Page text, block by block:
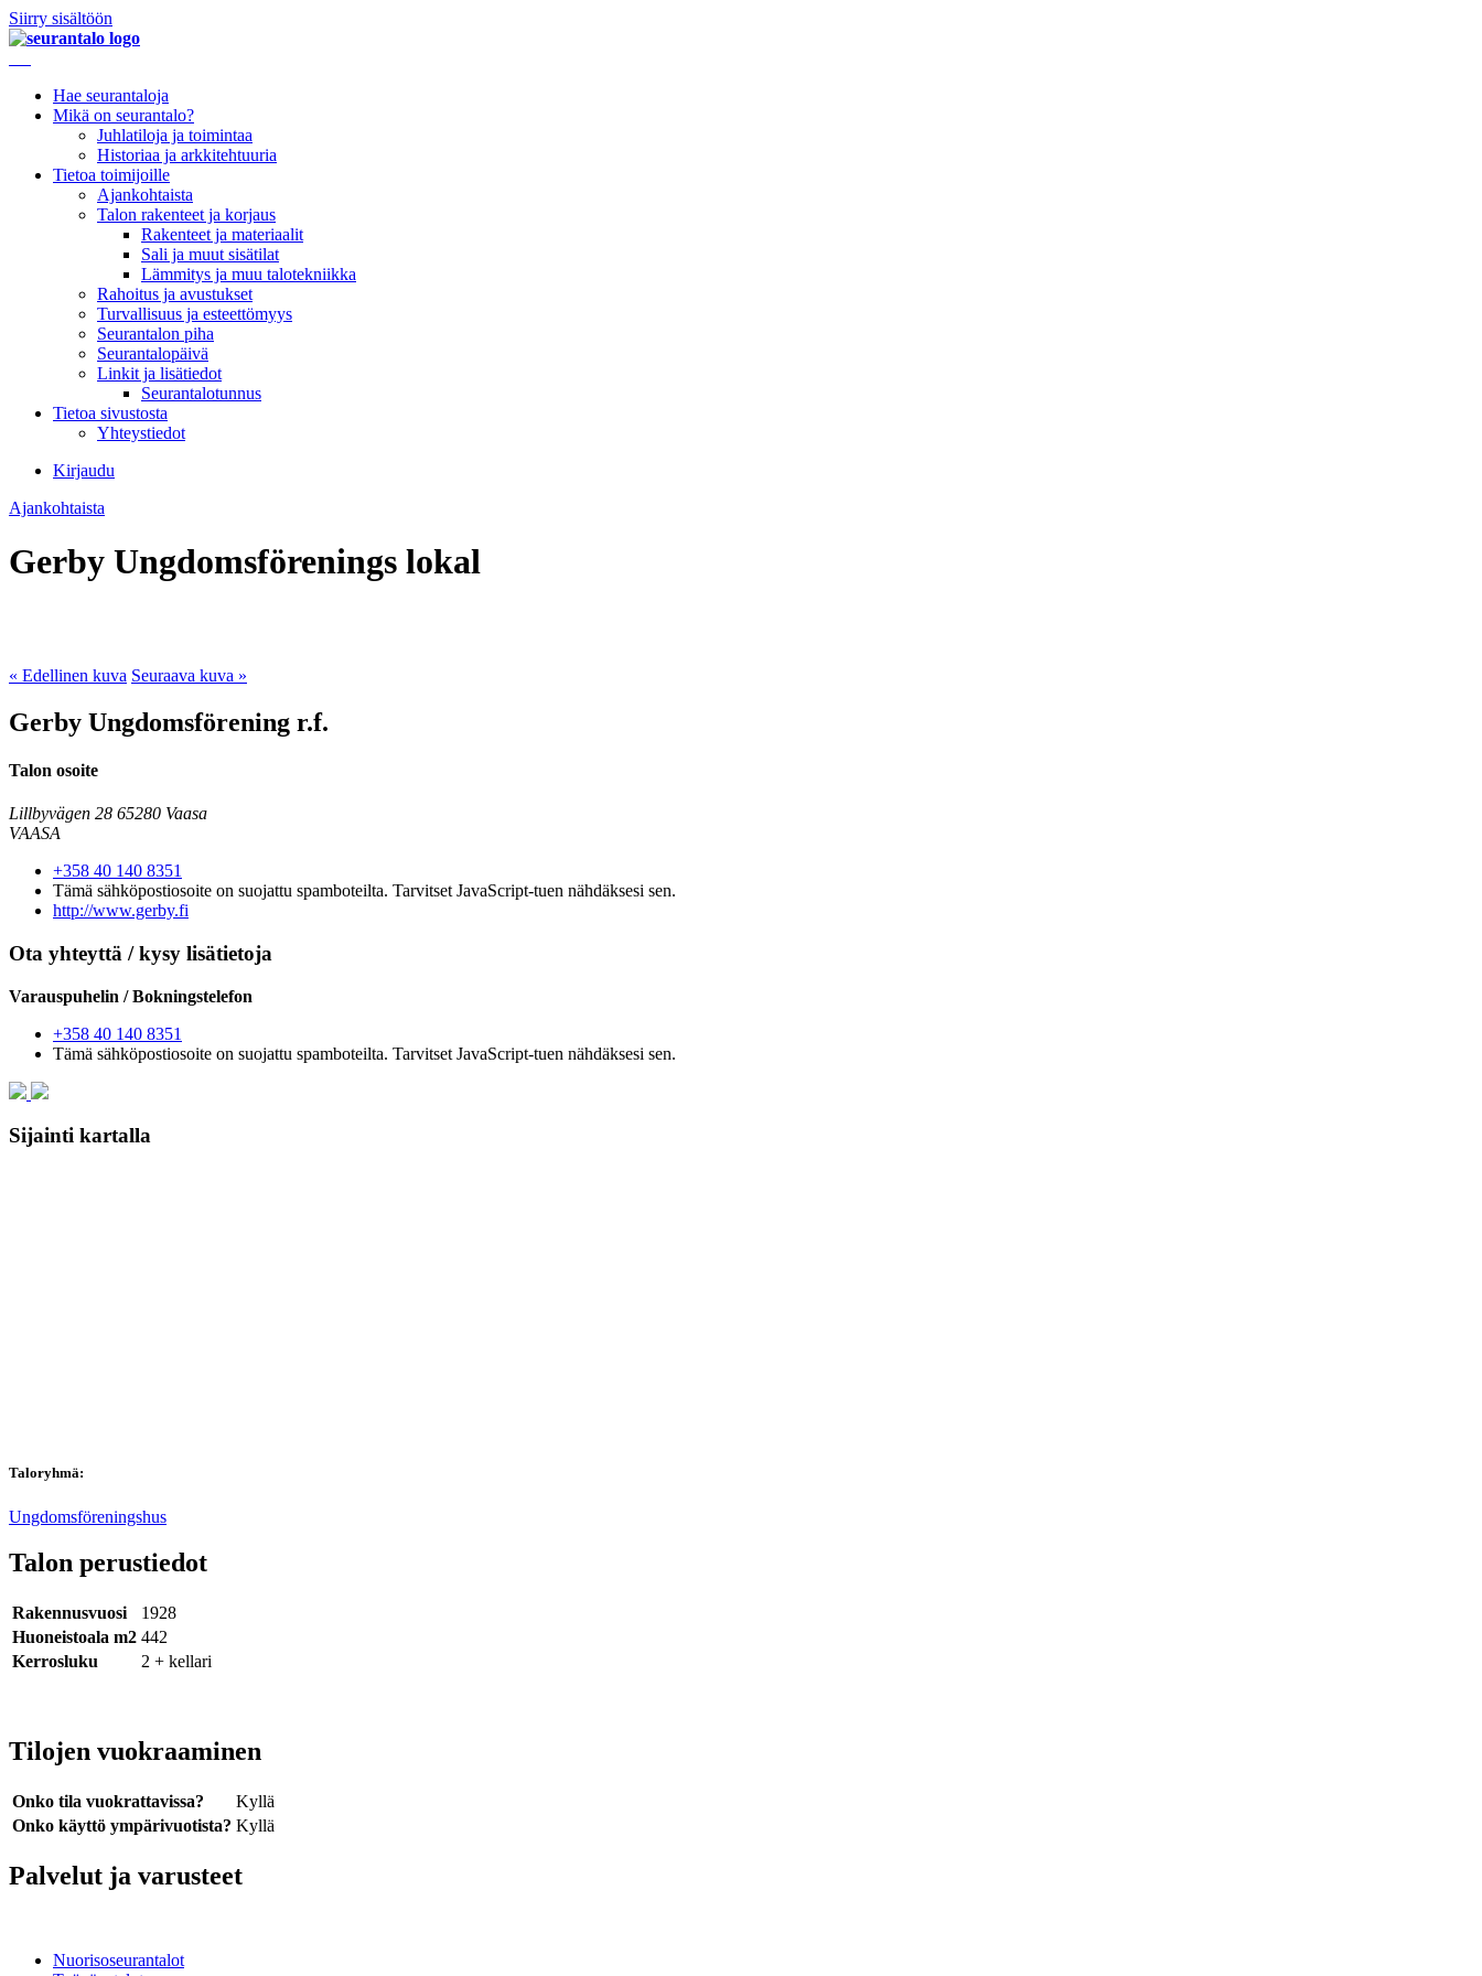
Siirry sisältöön
Hae seurantaloja
Mikä on seurantalo?
Juhlatiloja ja toimintaa
Historiaa ja arkkitehtuuria
Tietoa toimijoille
Ajankohtaista
Talon rakenteet ja korjaus
Rakenteet ja materiaalit
Sali ja muut sisätilat
Lämmitys ja muu talotekniikka
Rahoitus ja avustukset
Turvallisuus ja esteettömyys
Seurantalon piha
Seurantalopäivä
Linkit ja lisätiedot
Seurantalotunnus
Tietoa sivustosta
Yhteystiedot
Kirjaudu
Ajankohtaista
Gerby Ungdomsförenings lokal
« Edellinen kuva Seuraava kuva »
Gerby Ungdomsförening r.f.
Talon osoite
Lillbyvägen 28 65280 Vaasa
VAASA
+358 40 140 8351
Tämä sähköpostiosoite on suojattu spamboteilta. Tarvitset JavaScript-tuen nähdäksesi sen.
http://www.gerby.fi
Ota yhteyttä / kysy lisätietoja
Varauspuhelin / Bokningstelefon
+358 40 140 8351
Tämä sähköpostiosoite on suojattu spamboteilta. Tarvitset JavaScript-tuen nähdäksesi sen.
Sijainti kartalla
Taloryhmä:
Ungdomsföreningshus
Talon perustiedot
Rakennusvuosi
1928
Huoneistoala m2 442
Kerrosluku
2 + kellari
Tilojen vuokraaminen
Onko tila vuokrattavissa?
Kyllä
Onko käyttö ympärivuotista? Kyllä
Palvelut ja varusteet
Nuorisoseurantalot